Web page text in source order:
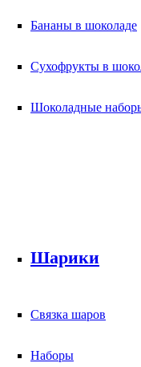
Бананы в шоколаде
Сухофрукты в
Шоколадные
Шарики
Связка шаров
Наборы